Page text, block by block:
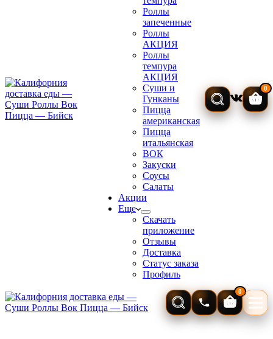
Роллы
запеченные
Роллы
АКЦИЯ
Роллы
темпура
АКЦИЯ
Суши и
Гунканы
Пицца
американская
Пицца
итальянская
ВОК
Закуски
Соусы
Салаты
Акции
Еще
Скачать
приложение
Отзывы
Доставка
Статус заказа
Профиль
0
Корзина
0